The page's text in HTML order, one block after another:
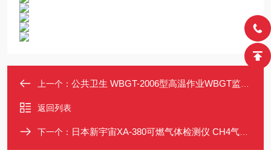
上一个： 公共卫生 WBGT-2006型高温作业WBGT监测仪 三探头测温 热指数测量仪
返回列表
下一个： 日本新宇宙XA-380可燃气体检测仪 CH4气体实时监测仪 燃气泄漏仪